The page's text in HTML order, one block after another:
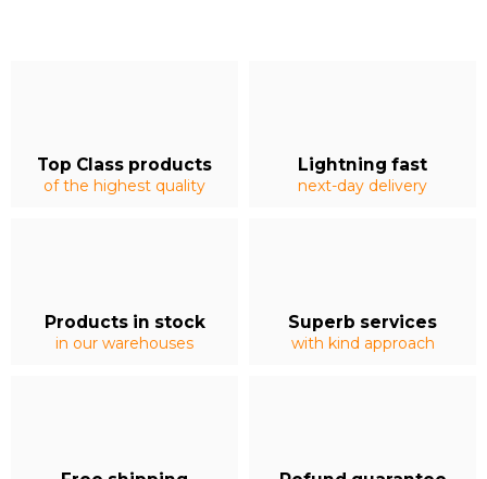
Top Class products
of the highest quality
Lightning fast
next-day delivery
Products in stock
in our warehouses
Superb services
with kind approach